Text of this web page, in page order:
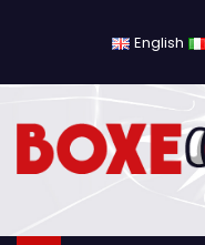
c
English